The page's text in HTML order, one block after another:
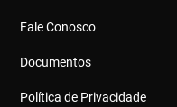
Fale Conosco
Documentos
Política de Privacidade